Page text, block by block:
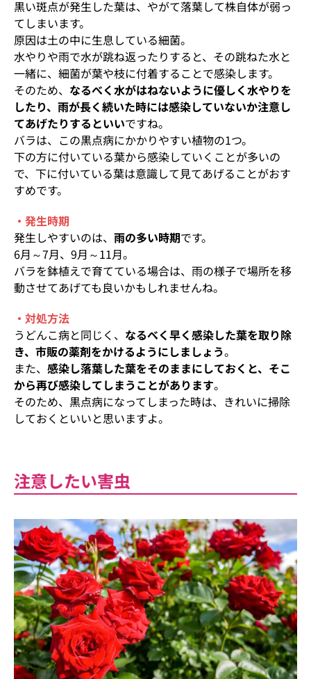
黒い斑点が発生した葉は、やがて落葉して株自体が弱っ
てしまいます。
原因は土の中に生息している細菌。
水やりや雨で水が跳ね返ったりすると、その跳ねた水と
一緒に、細菌が葉や枝に付着することで感染します。
そのため、 なるべく水がはねないように優しく水やりを
したり、雨が長く続いた時には感染していないか注意し
てあげたりするといいですね。
バラは、この黒点病にかかりやすい植物の1つ。
下の方に付いている葉から感染していくことが多いの
で、下に付いている葉は意識して見てあげることがおす
すめです。
・発生時期
発生しやすいのは、 雨の多い時期です。
6月～7月、9月～11月。
バラを鉢植えで育てている場合は、雨の様子で場所を移
動させてあげても良いかもしれませんね。
・対処方法
うどんこ病と同じく、 なるべく早く感染した葉を取り除
き、市販の薬剤をかけるようにしましょう。
また、 感染し落葉した葉をそのままにしておくと、そこ
から再び感染してしまうことがあります。
そのため、黒点病になってしまった時は、きれいに掃除
しておくといいと思いますよ。
注意したい害虫